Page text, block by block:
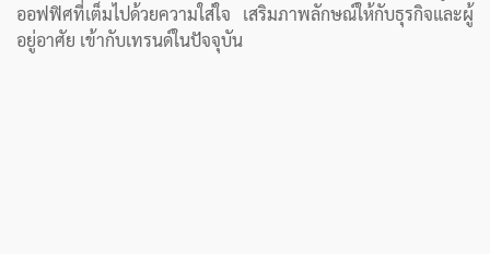
ออฟฟิศที่เต็มไปด้วยความใส่ใจ เสริมภาพลักษณ์ให้กับธุรกิจและผู้
อยู่อาศัย เข้ากับเทรนด์ในปัจจุบัน